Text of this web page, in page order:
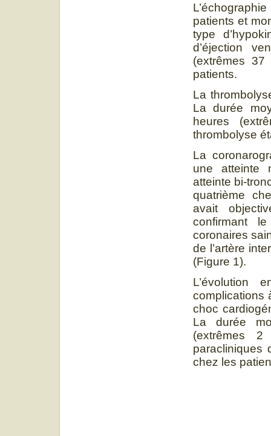
patients et
type
d’éjection
(extrêmes
patients.
La
La durée
heures
thrombolyse
La
une atteinte
atteinte bi-
quatrième
avait
confirmant
coronaires
de l’artère
(Figure 1).
L’évolution
complications
choc
La durée
(extrêmes
paracliniques
chez les